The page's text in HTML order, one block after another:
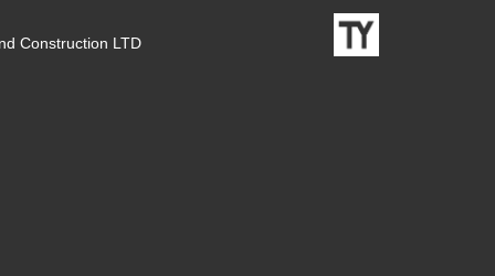
Construction LTD